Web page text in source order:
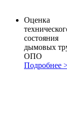
Оценка
состояния
дымовых
ОПО
Подробнее